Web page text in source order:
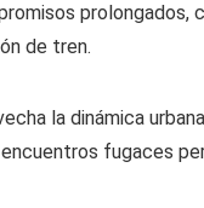
prolongados,
de tren.
la dinámica
fugaces